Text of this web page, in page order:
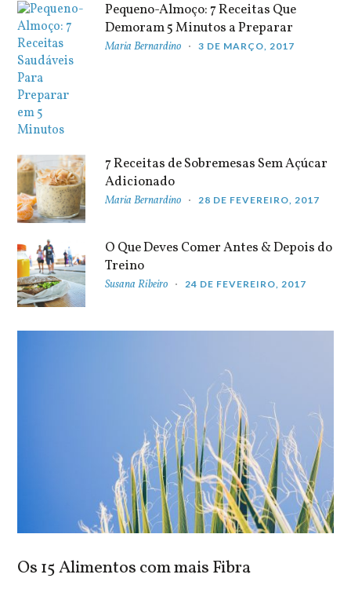
Pequeno-Almoço: 7 Receitas Que
Demoram 5 Minutos a Preparar
Maria Bernardino 3 DE MARÇO, 2017
7 Receitas de Sobremesas Sem Açúcar
Adicionado
Maria Bernardino 28 DE FEVEREIRO, 2017
O Que Deves Comer Antes & Depois do
Treino
Susana Ribeiro 24 DE FEVEREIRO, 2017
Os 15 Alimentos com mais Fibra